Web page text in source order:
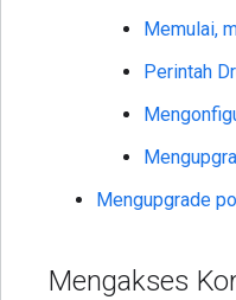
Memulai,
Perintah
Mengupgrade
Mengakses